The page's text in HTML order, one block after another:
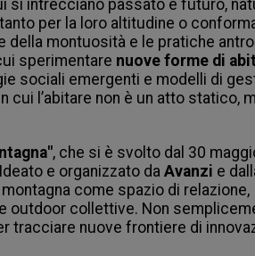
si intrecciano passato e futuro,
per la loro altitudine o
montuosità e le pratiche
sperimentare nuove forme di
sociali emergenti e modelli di
cui l’abitare non è un atto statico,
, che si è svolto dal 30
e organizzato da Avanzi e
come spazio di relazione,
collettive. Non
tracciare nuove frontiere di